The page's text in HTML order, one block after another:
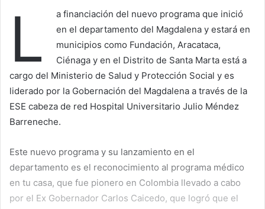
L
a financiación del nuevo programa que inició
en el departamento del Magdalena y estará en
municipios como Fundación, Aracataca,
Ciénaga y en el Distrito de Santa Marta está a
cargo del Ministerio de Salud y Protección Social y es
liderado por la Gobernación del Magdalena a través de la
ESE cabeza de red Hospital Universitario Julio Méndez
Barreneche.
Este nuevo programa y su lanzamiento en el
departamento es el reconocimiento al programa médico
en tu casa, que fue pionero en Colombia llevado a cabo
por el Ex Gobernador Carlos Caicedo, que logró que el